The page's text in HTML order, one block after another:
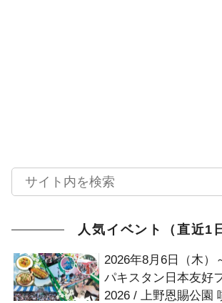
人気イベント（直近1
2026年8月6日（木）
パキスタン日本友好
2026 / 上野恩賜公園